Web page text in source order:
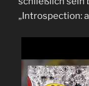
„Introspection: